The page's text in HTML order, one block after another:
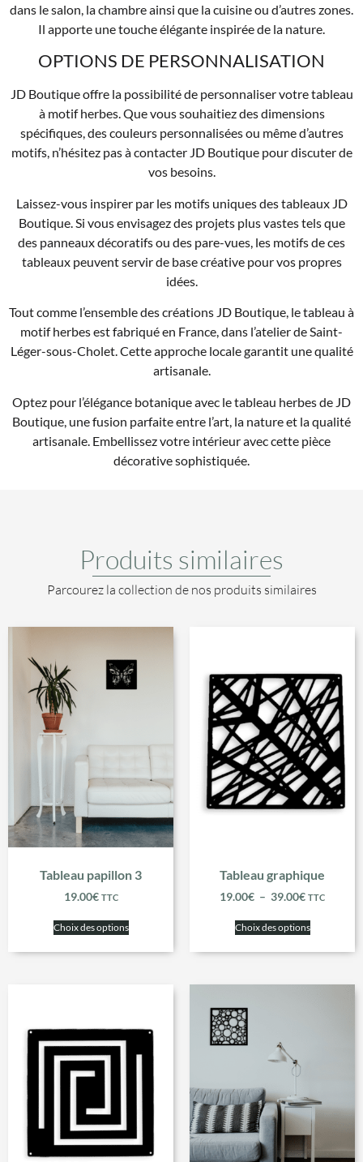
dans le salon, la chambre ainsi que la cuisine ou d’autres zones.
Il apporte une touche élégante inspirée de la nature.
OPTIONS DE PERSONNALISATION
JD Boutique offre la possibilité de personnaliser votre tableau
à motif herbes. Que vous souhaitiez des dimensions
spécifiques, des couleurs personnalisées ou même d’autres
motifs, n’hésitez pas à contacter JD Boutique pour discuter de
vos besoins.
Laissez-vous inspirer par les motifs uniques des tableaux JD
Boutique. Si vous envisagez des projets plus vastes tels que
des panneaux décoratifs ou des pare-vues, les motifs de ces
tableaux peuvent servir de base créative pour vos propres
idées.
Tout comme l’ensemble des créations JD Boutique, le tableau à
motif herbes est fabriqué en France, dans l’atelier de Saint-
Léger-sous-Cholet. Cette approche locale garantit une qualité
artisanale.
Optez pour l’élégance botanique avec le tableau herbes de JD
Boutique, une fusion parfaite entre l’art, la nature et la qualité
artisanale. Embellissez votre intérieur avec cette pièce
décorative sophistiquée.
Produits similaires
Parcourez la collection de nos produits similaires
Tableau papillon 3
19.00€ TTC
Choix des options
Tableau graphique
19.00€ – 39.00€ TTC
Choix des options